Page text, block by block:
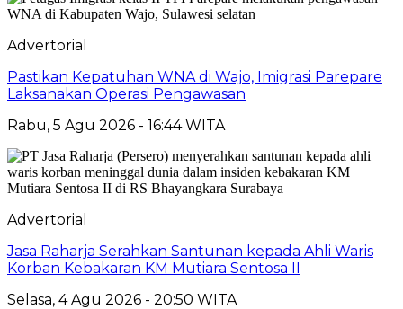
Advertorial
Pastikan Kepatuhan WNA di Wajo, Imigrasi Parepare
Laksanakan Operasi Pengawasan
Rabu, 5 Agu 2026 - 16:44 WITA
Advertorial
Jasa Raharja Serahkan Santunan kepada Ahli Waris
Korban Kebakaran KM Mutiara Sentosa II
Selasa, 4 Agu 2026 - 20:50 WITA